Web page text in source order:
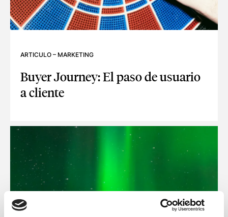
ARTICULO – MARKETING
Buyer Journey: El paso de usuario
a cliente